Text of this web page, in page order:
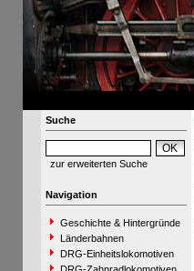
Suche
zur erweiterten Suche
Navigation
Geschichte & Hintergründe
Länderbahnen
DRG-Einheitslokomotiven